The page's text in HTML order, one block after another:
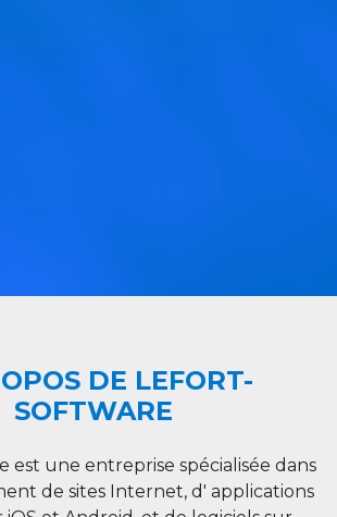
DE LEFORT-
SOFTWARE
est une entreprise spécialisée dans
de sites Internet, d' applications